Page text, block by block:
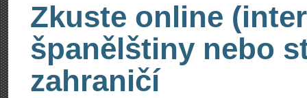
Zkuste online
španělštiny nebo
zahraničí